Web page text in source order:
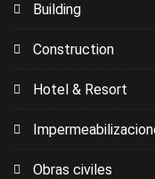
Building
Construction
Hotel & Resort
Obras civiles